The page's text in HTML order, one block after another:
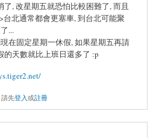
了, 改星期五就恐怕比較困難了, 而且
台北通常都會更塞車, 到台北可能聚
...
在固定星期一休假, 如果星期五再請
的天數就比上班日還多了 :p
先登入或註冊